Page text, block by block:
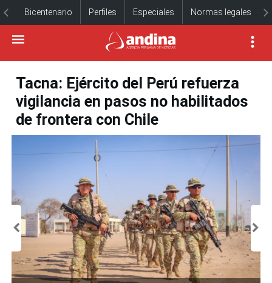
Bicentenario Perfiles Especiales Normas legales
Tacna: Ejército del Perú refuerza
vigilancia en pasos no habilitados
de frontera con Chile